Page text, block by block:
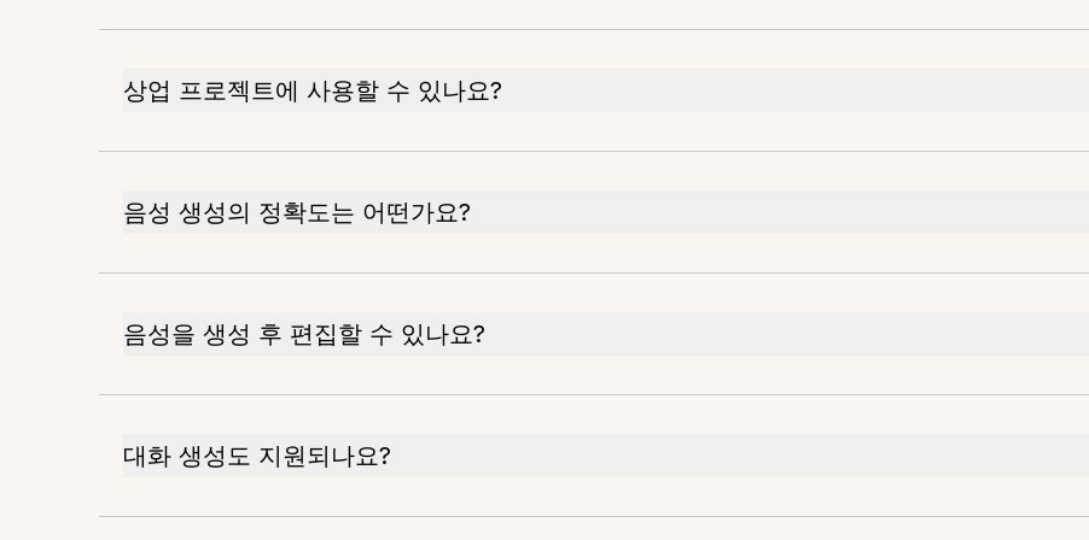
상업 프로젝트에 사용할 수 있나요?
음성 생성의 정확도는 어떤가요?
음성을 생성 후 편집할 수 있나요?
대화 생성도 지원되나요?